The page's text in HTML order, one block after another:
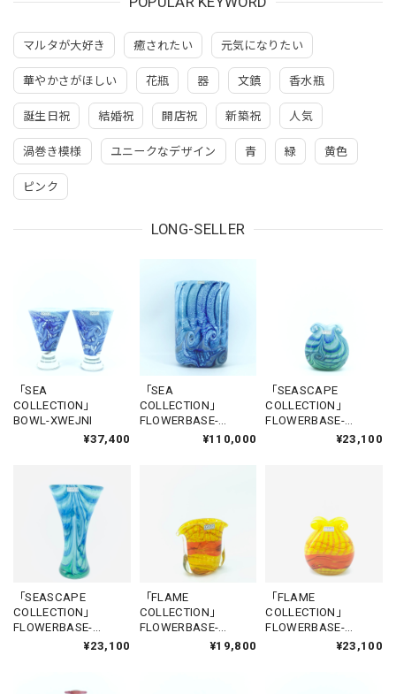
LONG-SELLER
「SEA
COLLECTION」
BOWL-XWEJNI
¥37,400
「SEA
COLLECTION」
FLOWERBASE-
GGANTIJA5¥110,000
「SEASCAPE
COLLECTION」
FLOWERBASE-
¥23,100
「SEASCAPE
COLLECTION」
FLOWERBASE-
¥23,100
「FLAME
COLLECTION」
FLOWERBASE-
¥19,800
「FLAME
COLLECTION」
FLOWERBASE-
¥23,100
マルタが大好き 癒されたい 元気になりたい
華やかさがほしい 花瓶 器 文鎮 香水瓶
誕生日祝 結婚祝 開店祝 新築祝 人気
渦巻き模様 ユニークなデザイン 青 緑 黄色
ピンク